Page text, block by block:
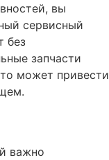
вы
сервисный
без
запчасти
может привести
важно